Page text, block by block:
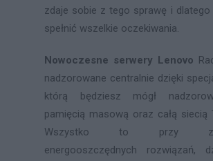
zdaje sobie z tego sprawę i
spełnić wszelkie oczekiwania.
Nowoczesne serwery Lenovo
nadzorowane centralnie dzięki
którą będziesz mógł
pamięcią masową oraz całą siecią
Wszystko to przy
energooszczędnych rozwiązań,